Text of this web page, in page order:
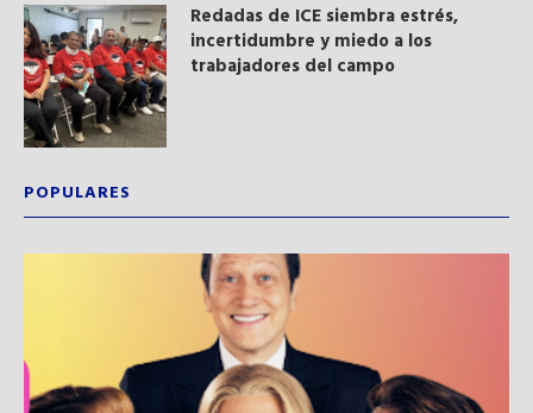
​Redadas de ICE siembra estrés,
incertidumbre y miedo a los
trabajadores del campo
POPULARES